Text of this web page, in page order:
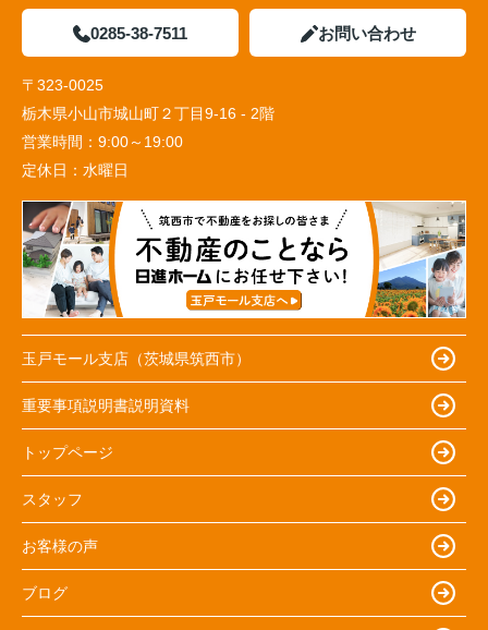
0285-38-7511 お問い合わせ
〒323-0025
栃木県小山市城山町２丁目9-16 - 2階
営業時間： 9:00～19:00
定休日： 水曜日
玉戸モール支店（茨城県筑西市）
重要事項説明書説明資料
トップページ
スタッフ
お客様の声
ブログ